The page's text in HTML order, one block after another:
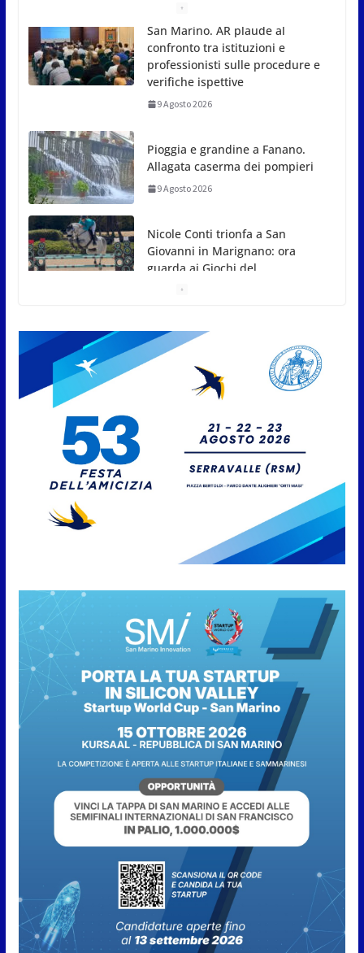
Pioggia e grandine a Fanano.
Allagata caserma dei pompieri
9 Agosto 2026
Giovanni in Marignano: ora
guarda ai Giochi del
Mediterraneo
Dennis Spircu fa doppietta a
San Marino: suoi singolare e
Giro aereo d’Italia: a San Marino
è stata l’ultima tappa
9 Agosto 2026
San Marino. AR plaude al
confronto tra istituzioni e
professionisti sulle procedure e
verifiche ispettive